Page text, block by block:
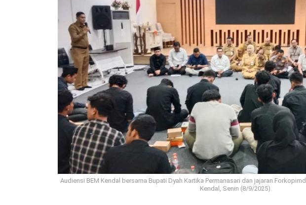
Audiensi BEM Kendal bersama Bupati Dyah Kartika Permanasari dan jajaran
Kendal, Senin (8/9/2025).